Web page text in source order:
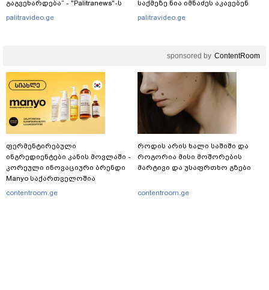
გაგვეხარდება“ - "Palitranews"-ს
პირდეპირ ეთერში გია
palitravideo.ge
საქმეზე ნია იმნაძეს აკავებენ
palitravideo.ge
sponsored by ContentRoom
ფერმენტირებული
ინგრედიენტები კანის მოვლაში -
კორეული ინოვაციური ბრენდი
Manyo საქართველოშია
contentroom.ge
როდის არის ხალი საშიში და
როგორია მისი მოშორების
მარტივი და უსაფრთხო გზები
contentroom.ge